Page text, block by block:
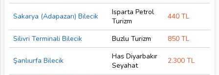
Sakarya (Adapazarı) Bilecik
Isparta Petrol
Turizm
440 TL
Silivri Terminali Bilecik Buzlu Turizm 850 TL
Şanlıurfa Bilecik
Has Diyarbakır
Seyahat
2.300 TL